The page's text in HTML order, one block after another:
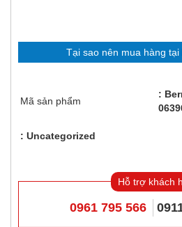
Tại sao nên mua hàng tại
Mã sản phẩm
Uncategorized
Hỗ trợ khách
0961 795 566